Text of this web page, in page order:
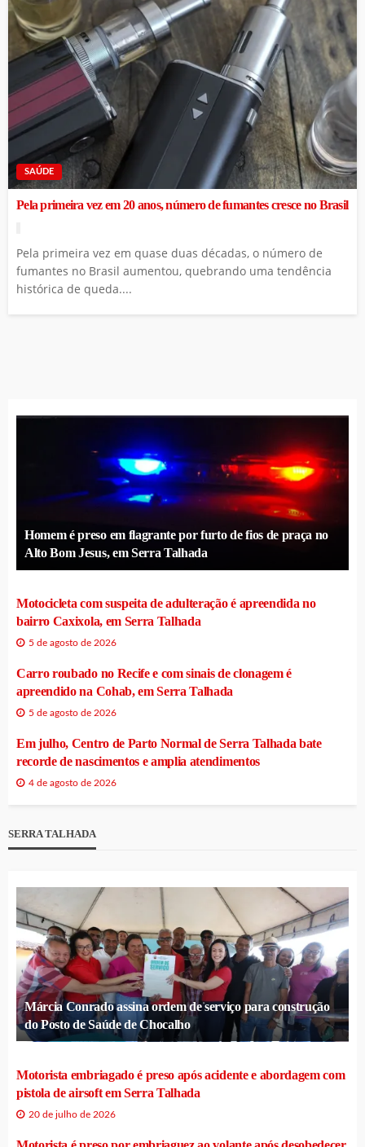
SAÚDE
Pela primeira vez em 20 anos, número de fumantes cresce no Brasil
Pela primeira vez em quase duas décadas, o número de
fumantes no Brasil aumentou, quebrando uma tendência
histórica de queda....
Homem é preso em flagrante por furto de fios de praça no
Alto Bom Jesus, em Serra Talhada
Motocicleta com suspeita de adulteração é apreendida no
bairro Caxixola, em Serra Talhada
5 de agosto de 2026
Carro roubado no Recife e com sinais de clonagem é
apreendido na Cohab, em Serra Talhada
5 de agosto de 2026
Em julho, Centro de Parto Normal de Serra Talhada bate
recorde de nascimentos e amplia atendimentos
4 de agosto de 2026
SERRA TALHADA
Márcia Conrado assina ordem de serviço para construção
do Posto de Saúde de Chocalho
Motorista embriagado é preso após acidente e abordagem com
pistola de airsoft em Serra Talhada
20 de julho de 2026